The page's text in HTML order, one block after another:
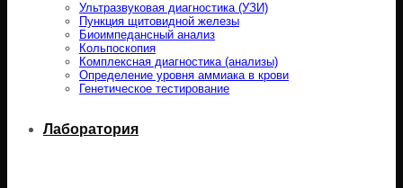
Ультразвуковая диагностика (УЗИ)
Пункция щитовидной железы
Биоимпедансный анализ
Кольпоскопия
Комплексная диагностика (анализы)
Определение уровня аммиака в крови
Генетическое тестирование
Лаборатория